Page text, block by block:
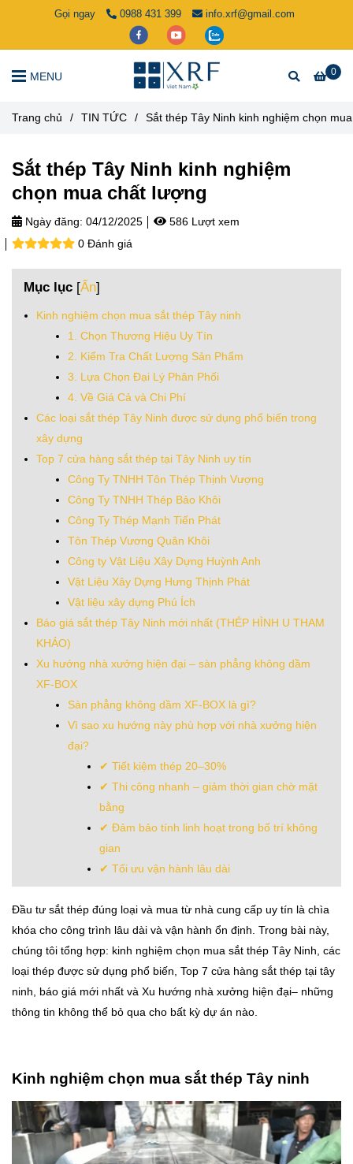
Gọi ngay 0988 431 399 info.xrf@gmail.com
0
MENU
Trang chủ / TIN TỨC / Sắt thép Tây Ninh kinh nghiệm chọn
Sắt thép Tây Ninh kinh nghiệm
chọn mua chất lượng
Ngày đăng: 04/12/2025
586 Lượt xem
0 Đánh giá
Mục lục [Ẩn]
Kinh nghiệm chọn mua sắt thép Tây ninh
1. Chọn Thương Hiệu Uy Tín
2. Kiểm Tra Chất Lượng Sản Phẩm
3. Lựa Chọn Đại Lý Phân Phối
4. Về Giá Cả và Chi Phí
Các loại sắt thép Tây Ninh được sử dụng phổ biến trong
xây dựng
Top 7 cửa hàng sắt thép tại Tây Ninh uy tín
Công Ty TNHH Tôn Thép Thịnh Vượng
Công Ty TNHH Thép Bảo Khôi
Công Ty Thép Mạnh Tiến Phát
Tôn Thép Vương Quân Khôi
Công ty Vật Liệu Xây Dựng Huỳnh Anh
Vật Liệu Xây Dựng Hưng Thịnh Phát
Vật liệu xây dựng Phú Ích
Báo giá sắt thép Tây Ninh mới nhất (THÉP HÌNH U THAM
KHẢO)
Xu hướng nhà xưởng hiện đại – sàn phẳng không dầm
XF-BOX
Sàn phẳng không dầm XF-BOX là gì?
Vì sao xu hướng này phù hợp với nhà xưởng hiện
đại?
✔ Tiết kiệm thép 20–30%
✔ Thi công nhanh – giảm thời gian chờ mặt
bằng
✔ Đảm bảo tính linh hoạt trong bố trí không
gian
✔ Tối ưu vận hành lâu dài
Đầu tư sắt thép đúng loại và mua từ nhà cung cấp uy tín là chìa
khóa cho công trình lâu dài và vận hành ổn định. Trong bài này,
chúng tôi tổng hợp: kinh nghiệm chọn mua sắt thép Tây Ninh, các
loại thép được sử dụng phổ biến, Top 7 cửa hàng sắt thép tại tây
ninh, báo giá mới nhất và Xu hướng nhà xưởng hiện đại– những
thông tin không thể bỏ qua cho bất kỳ dự án nào.
Kinh nghiệm chọn mua sắt thép Tây ninh